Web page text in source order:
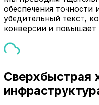
обеспечения точности
убедительный текст,
конверсии и повышает
Сверхбыстрая